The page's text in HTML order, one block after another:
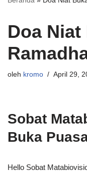
Doa
oleh kromo April 29,
Sobat
Buka
Hello Sobat